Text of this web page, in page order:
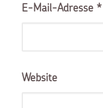
E-Mail-Adresse *
Website